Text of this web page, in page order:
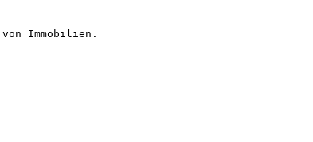
Immobilien.